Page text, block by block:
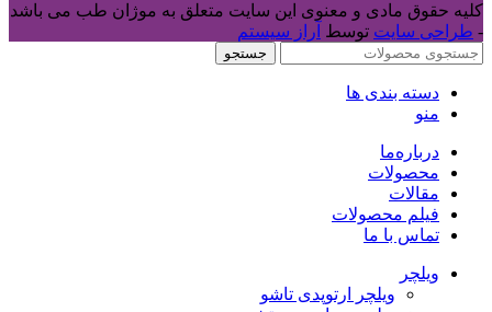
کلیه حقوق مادی و معنوی این سایت متعلق به موژان طب می باشد
- طراحی سایت توسط آراز سیستم
جستجو
دسته بندی ها
منو
درباره‌ما
محصولات
مقالات
فیلم محصولات
تماس با ما
ویلچر
ویلچر ارتوپدی تاشو